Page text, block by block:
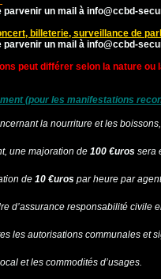
parvenir un mail àinfo@ccbd-
billeterie, surveillance de
parvenir un mail àinfo@ccbd-
peut différer selon la nature ou
(pour les manifestations
la nourriture et les
une majoration de100 €uros sera
de10 €uros par heure par
d’assurance responsabilité civile
les autorisations communales et
et les commodités d’usages.